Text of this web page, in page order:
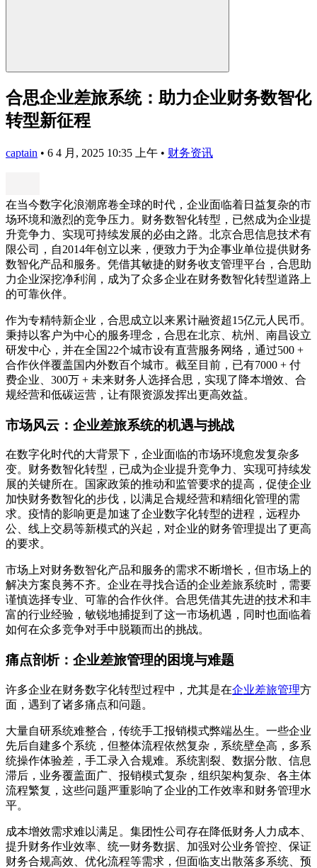
合思企业差旅系统：助力企业财务数智化
转型新征程
captain • 6 4 月, 2025 10:35 上午 • 财务资讯
在当今数字化浪潮席卷全球的时代，企业面临着日益复杂的市
场环境和激烈的竞争压力。财务数智化转型，已然成为企业提
升竞争力、实现可持续发展的必由之路。北京合思信息技术有
限公司，自2014年创立以来，便致力于为企事业单位提供财务
数智化产品和服务。凭借其敏捷的财务收支管理平台，合思助
力企业深挖净利润，成为了众多企业在财务数智化转型道路上
的可靠伙伴。
作为专精特新企业，合思成立以来累计融资超15亿元人民币。
秉持以客户为中心的服务理念，合思在北京、杭州、南昌设立
研发中心，并在全国22个城市设有直营服务网络，通过500 +
合作伙伴覆盖国内外数百个城市。截至目前，已有7000 + 付
费企业、300万 + 未来财务人选择合思，实现了降本增效、合
规经营和低碳运营，让有限资源发挥出更高效益。
市场风云：企业差旅系统的机遇与挑战
在数字化时代的大背景下，企业面临的市场环境愈发复杂多
变。财务数智化转型，已成为企业提升竞争力、实现可持续发
展的关键所在。国家政策的推动和监管要求的提高，促使企业
加快财务数智化的步伐，以满足合规经营和精细化管理的需
求。疫情的影响更是加速了企业数字化转型的进程，远程办
公、线上交易等新模式的兴起，对企业的财务管理提出了更高
的要求。
市场上对财务数智化产品和服务的需求不断增长，但市场上的
解决方案良莠不齐。企业在寻找合适的企业差旅系统时，需要
谨慎选择专业、可靠的合作伙伴。合思凭借其先进的技术和丰
富的行业经验，敏锐地捕捉到了这一市场机遇，同时也面临着
如何在众多竞争对手中脱颖而出的挑战。
痛点剖析：企业差旅管理的困境与难题
许多企业在财务数字化转型过程中，尤其是在企业差旅管理方
面，遇到了诸多痛点和问题。
大量自研系统难整合，传统手工报销模式弊端丛生。一些企业
先后自建多个系统，但整体流程依然复杂，系统壁垒高，多系
统操作体验差，手工录入合规难。系统割裂、数据分散、信息
滞后，业务覆盖面广、报销模式复杂，组织架构复杂、各主体
流程繁复，这些问题严重影响了企业的工作效率和财务管理水
平。
成本增效需求难以满足。集团性公司存在降低财务人力成本、
提升财务作业效率、统一财务数据、加强对公业务管控、保证
财务合规高效、优化流程等需求，但面临支出散落多系统、预